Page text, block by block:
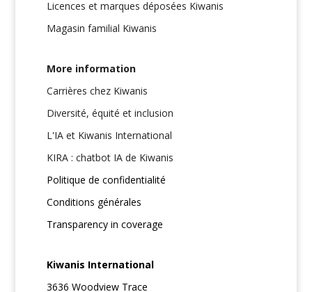
Licences et marques déposées Kiwanis
Magasin familial Kiwanis
More information
Carrières chez Kiwanis
Diversité, équité et inclusion
L'IA et Kiwanis International
KIRA : chatbot IA de Kiwanis
Politique de confidentialité
Conditions générales
Transparency in coverage
Kiwanis International
3636 Woodview Trace